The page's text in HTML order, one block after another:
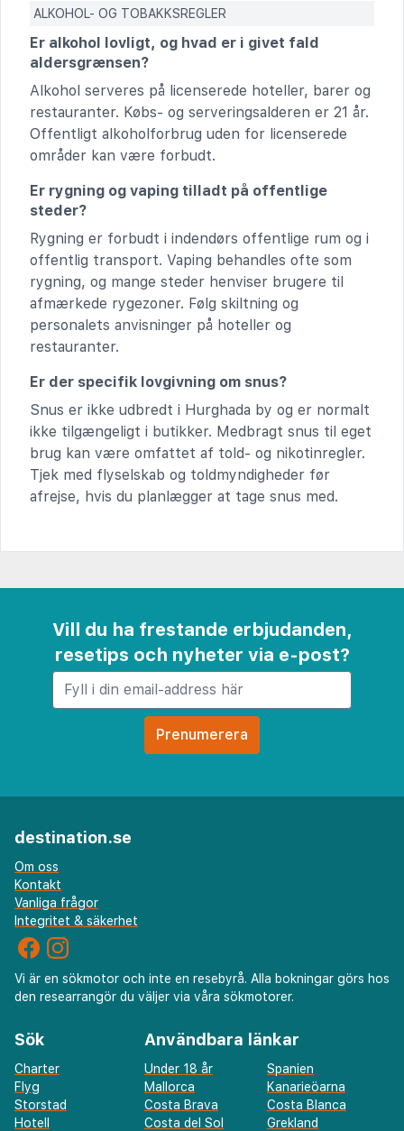
ALKOHOL- OG TOBAKKSREGLER
Er alkohol lovligt, og hvad er i givet fald
aldersgrænsen?
Alkohol serveres på licenserede hoteller, barer og
restauranter. Købs- og serveringsalderen er 21 år.
Offentligt alkoholforbrug uden for licenserede
områder kan være forbudt.
Er rygning og vaping tilladt på offentlige
steder?
Rygning er forbudt i indendørs offentlige rum og i
offentlig transport. Vaping behandles ofte som
rygning, og mange steder henviser brugere til
afmærkede rygezoner. Følg skiltning og
personalets anvisninger på hoteller og
restauranter.
Er der specifik lovgivning om snus?
Snus er ikke udbredt i Hurghada by og er normalt
ikke tilgængeligt i butikker. Medbragt snus til eget
brug kan være omfattet af told- og nikotinregler.
Tjek med flyselskab og toldmyndigheder før
afrejse, hvis du planlægger at tage snus med.
Vill du ha frestande erbjudanden,
resetips och nyheter via e-post?
destination.se
Om oss
Kontakt
Vanliga frågor
Integritet & säkerhet
Vi är en sökmotor och inte en resebyrå. Alla bokningar görs hos
den researrangör du väljer via våra sökmotorer.
Sök
Charter
Flyg
Storstad
Hotell
Användbara länkar
Under 18 år
Spanien
Mallorca
Kanarieöarna
Costa Brava
Costa Blanca
Costa del Sol
Grekland